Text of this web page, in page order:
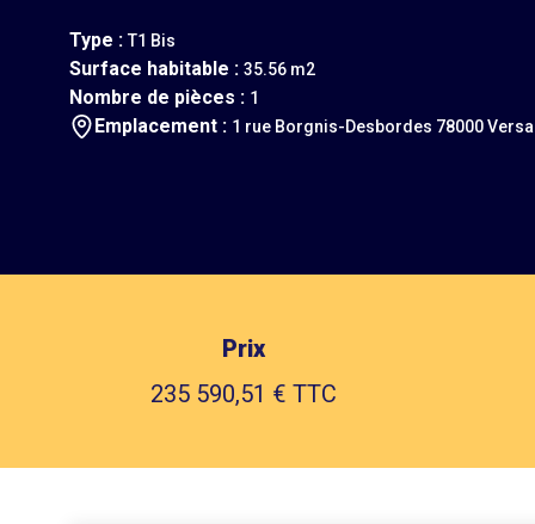
Type : T1 Bis
Surface habitable : 35.56 m2
Nombre de pièces : 1
Emplacement : 1 rue Borgnis-Desbordes 78000
Prix
235 590,51 € TTC